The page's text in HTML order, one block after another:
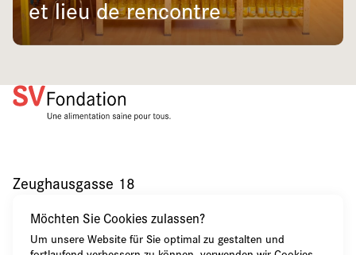
et lieu de rencontre
Zeughausgasse 18
+41 31 320 58 55
Möchten Sie Cookies zulassen?
Um unsere Website für Sie optimal zu gestalten und